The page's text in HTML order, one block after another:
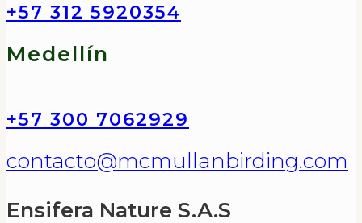
+57 312 5920354
Medellín
+57 300 7062929
contacto@mcmullanbirding.com
Ensifera Nature S.A.S